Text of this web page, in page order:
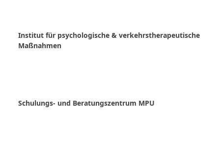
Institut für psychologische & verkehrstherapeutische
Maßnahmen
Schulungs- und Beratungszentrum MPU